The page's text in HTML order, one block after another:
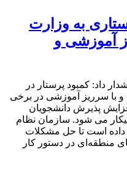
به وزارت
آموزشی و
داد: کمبود پرستار در
با سرریز آموزشی در برخی
پذیرش دانشجویان
می شود. سازمان نظام
داده است تا حل مشکلات
منطقه‌ای در دستور کار